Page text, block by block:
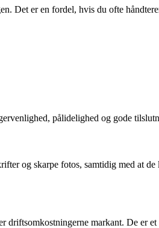
Det er en fordel, hvis du ofte
pålidelighed og gode
og skarpe fotos, samtidig med at de
driftsomkostningerne markant. De er